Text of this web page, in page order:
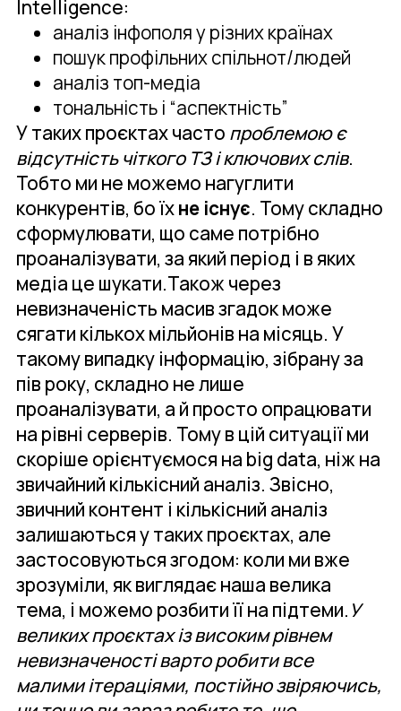
Intelligence:
аналіз інфополя у різних країнах
пошук профільних спільнот/людей
аналіз топ-медіа
тональність і “аспектність”
У таких проєктах часто проблемою є
відсутність чіткого ТЗ і ключових слів.
Тобто ми не можемо нагуглити
конкурентів, бо їхне існує. Тому складно
сформулювати, що саме потрібно
проаналізувати, за який період і в яких
медіа це шукати.Також через
невизначеність масив згадок може
сягати кількох мільйонів на місяць. У
такому випадку інформацію, зібрану за
пів року, складно не лише
проаналізувати, а й просто опрацювати
на рівні серверів. Тому в цій ситуації ми
скоріше орієнтуємося на big data, ніж на
звичайний кількісний аналіз. Звісно,
звичний контент і кількісний аналіз
залишаються у таких проєктах, але
застосовуються згодом: коли ми вже
зрозуміли, як виглядає наша велика
тема, і можемо розбити її на підтеми. У
великих проєктах із високим рівнем
невизначеності варто робити все
малими ітераціями, постійно звіряючись,